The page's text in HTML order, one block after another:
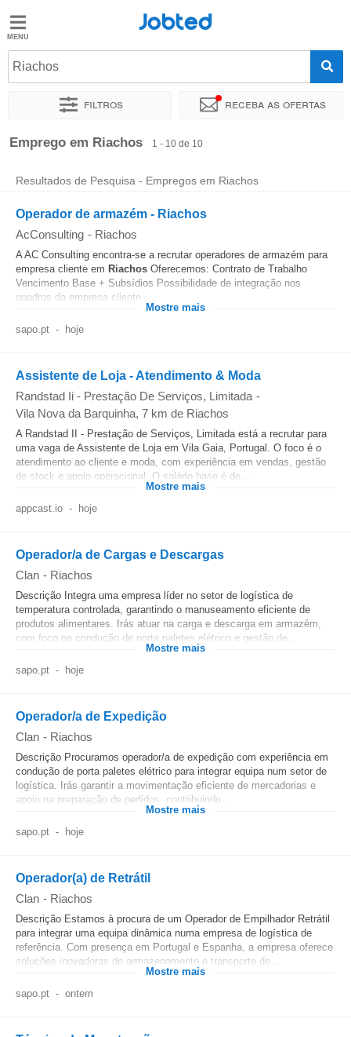
Jobted
Empregos
Salários
Jobted
Riachos
Filtros Receba as ofertas
Ordenar por Localidade exata
Emprego em Riachos 1 - 10 de 10
Resultados de Pesquisa - Empregos em Riachos
Operador de armazém - Riachos
AcConsulting - Riachos
A AC Consulting encontra-se a recrutar operadores de armazém para
empresa cliente em Riachos Oferecemos: Contrato de Trabalho
Vencimento Base + Subsídios Possibilidade de integração nos
quadros da empresa cliente....
Mostre mais
sapo.pt - hoje
Assistente de Loja - Atendimento & Moda
Randstad Ii - Prestação De Serviços, Limitada -
Vila Nova da Barquinha, 7 km de Riachos
A Randstad II - Prestação de Serviços, Limitada está a recrutar para
uma vaga de Assistente de Loja em Vila Gaia, Portugal. O foco é o
atendimento ao cliente e moda, com experiência em vendas, gestão
de stock e apoio operacional. O salário base é de...
Mostre mais
appcast.io - hoje
Operador/a de Cargas e Descargas
Clan - Riachos
Descrição Integra uma empresa líder no setor de logística de
temperatura controlada, garantindo o manuseamento eficiente de
produtos alimentares. Irás atuar na carga e descarga em armazém,
com foco na condução de porta paletes elétrico e gestão de...
Mostre mais
sapo.pt - hoje
Operador/a de Expedição
Clan - Riachos
Descrição Procuramos operador/a de expedição com experiência em
condução de porta paletes elétrico para integrar equipa num setor de
logística. Irás garantir a movimentação eficiente de mercadorias e
apoio na preparação de pedidos, contribuindo...
Mostre mais
sapo.pt - hoje
Operador(a) de Retrátil
Clan - Riachos
Descrição Estamos à procura de um Operador de Empilhador Retrátil
para integrar uma equipa dinâmica numa empresa de logística de
referência. Com presença em Portugal e Espanha, a empresa oferece
soluções inovadoras de armazenamento e transporte de...
Mostre mais
sapo.pt - ontem